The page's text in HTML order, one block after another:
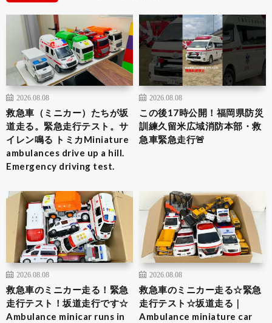
2026.08.08
救急車（ミニカー）たちが坂
道走る。緊急走行テスト。サ
イレン鳴る トミカMiniature
ambulances drive up a hill.
Emergency driving test.
2026.08.08
この後17時公開！福岡県防災
訓練久留米広域消防本部・救
急車緊急走行🚨
2026.08.08
救急車のミニカー走る！緊急
走行テスト！坂道走行です☆
Ambulance minicar runs in
2026.08.08
救急車のミニカー走る☆緊急
走行テスト☆坂道走る｜
Ambulance miniature car